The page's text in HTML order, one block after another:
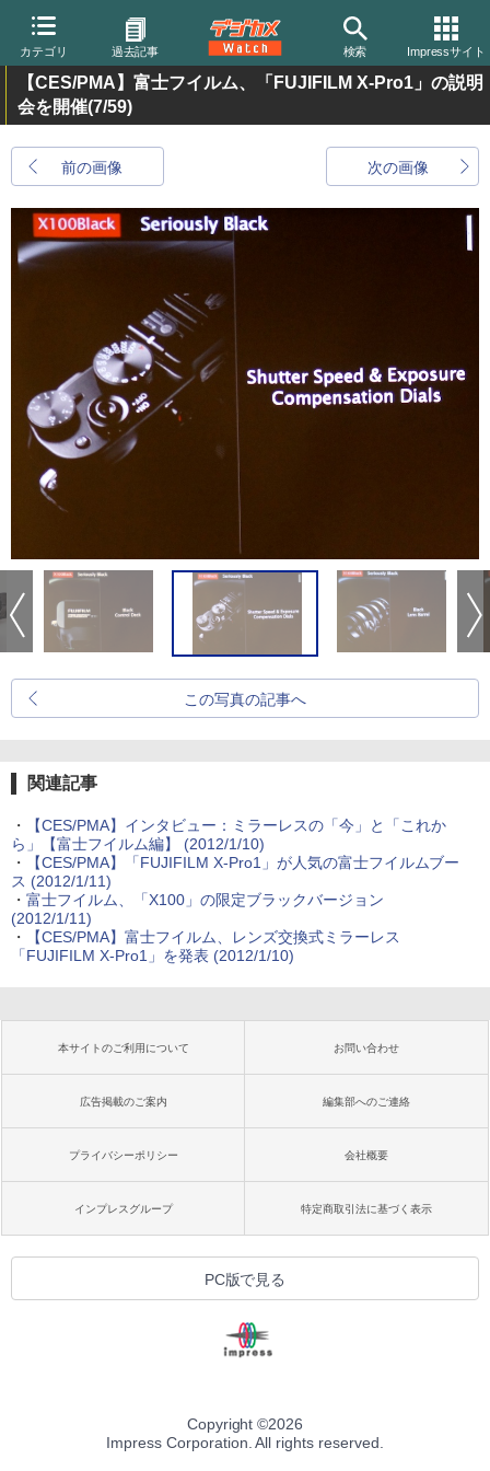
カテゴリ 過去記事 検索 Impressサイト
【CES/PMA】富士フイルム、「FUJIFILM X-Pro1」の説明
会を開催(7/59)
前の画像 次の画像
この写真の記事へ
関連記事
・
【CES/PMA】インタビュー：ミラーレスの「今」と「これか
ら」【富士フイルム編】 (2012/1/10)
・
【CES/PMA】「FUJIFILM X-Pro1」が人気の富士フイルムブー
ス (2012/1/11)
・ 富士フイルム、「X100」の限定ブラックバージョン
(2012/1/11)
・
【CES/PMA】富士フイルム、レンズ交換式ミラーレス
「FUJIFILM X-Pro1」を発表 (2012/1/10)
本サイトのご利用について お問い合わせ
広告掲載のご案内 編集部へのご連絡
プライバシーポリシー 会社概要
インプレスグループ 特定商取引法に基づく表示
PC版で見る
Copyright ©2026
Impress Corporation. All rights reserved.